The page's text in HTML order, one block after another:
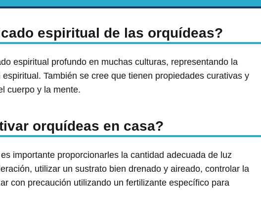
espiritual de las orquídeas?
espiritual profundo en muchas culturas, representando la
También se cree que tienen propiedades curativas y
cuerpo y la mente.
orquídeas en casa?
importante proporcionarles la cantidad adecuada de luz
utilizar un sustrato bien drenado y aireado, controlar la
con precaución utilizando un fertilizante específico para